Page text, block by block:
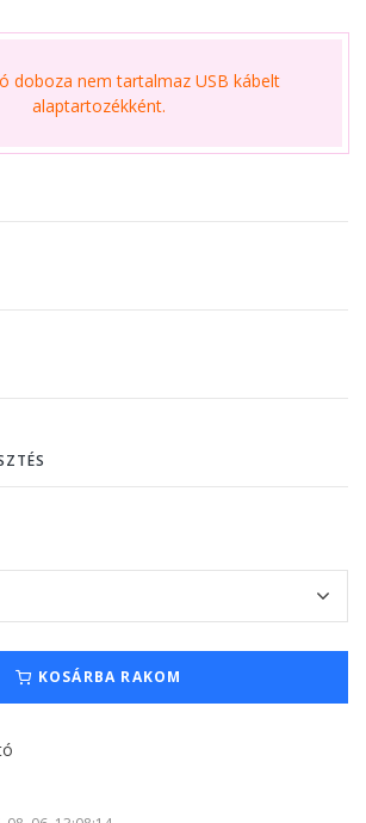
doboza nem tartalmaz USB kábelt
alaptartozékként.
KOSÁRBA RAKOM